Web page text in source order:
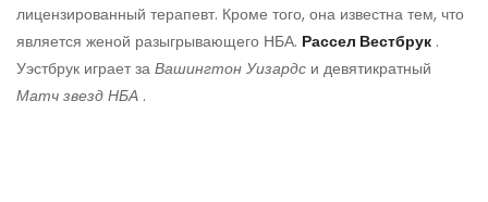
лицензированный терапевт. Кроме того, она известна тем, что
является женой разыгрывающего НБА. Рассел Вестбрук .
Уэстбрук играет за Вашингтон Уизардс и девятикратный
Матч звезд НБА .